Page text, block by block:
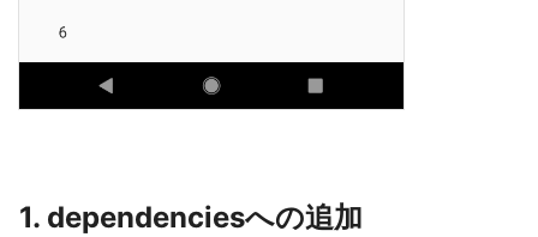
1. dependenciesへの追加